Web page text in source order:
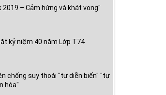
2019 – Cảm hứng và khát vọng"
kỷ niệm 40 năm Lớp T74
chống suy thoái "tự diễn biến" "tự
hóa"